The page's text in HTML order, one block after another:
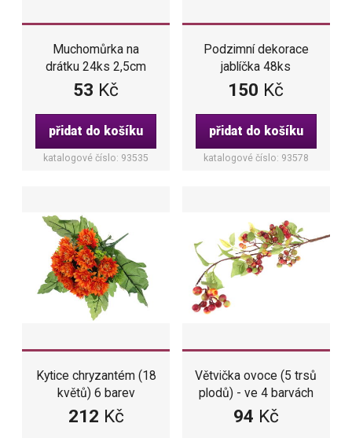
Muchomůrka na
drátku 24ks 2,5cm
53 Kč
přidat do košíku
katalogové číslo: 93535
Podzimní dekorace
jablíčka 48ks
150 Kč
přidat do košíku
katalogové číslo: 93578
Kytice chryzantém (18
květů) 6 barev
212 Kč
Větvička ovoce (5 trsů
plodů) - ve 4 barvách
94 Kč